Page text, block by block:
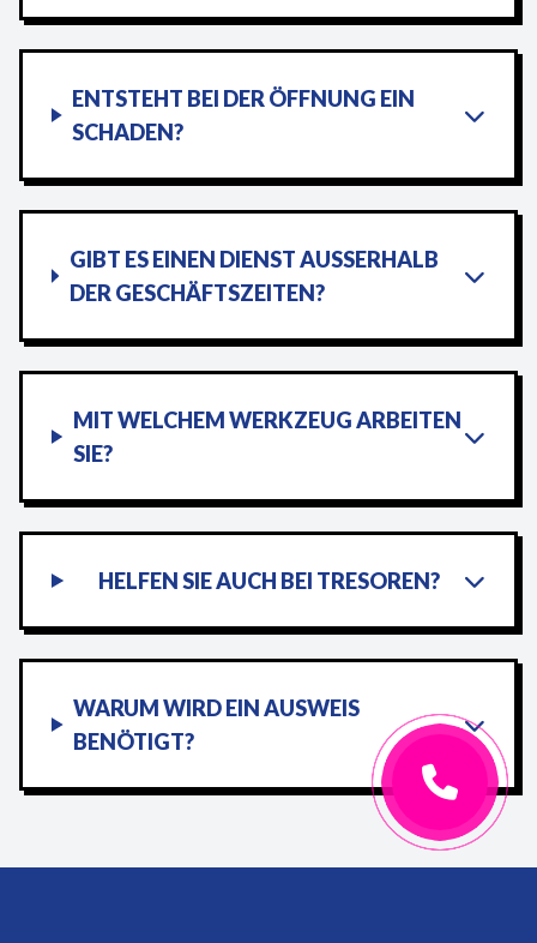
ENTSTEHT BEI DER ÖFFNUNG EIN
SCHADEN?
GIBT ES EINEN DIENST AUSSERHALB D
ER GESCHÄFTSZEITEN?
MIT WELCHEM WERKZEUG ARBEITEN
SIE?
HELFEN SIE AUCH BEI TRESOREN?
WARUM WIRD EIN AUSWEIS
BENÖTIGT?